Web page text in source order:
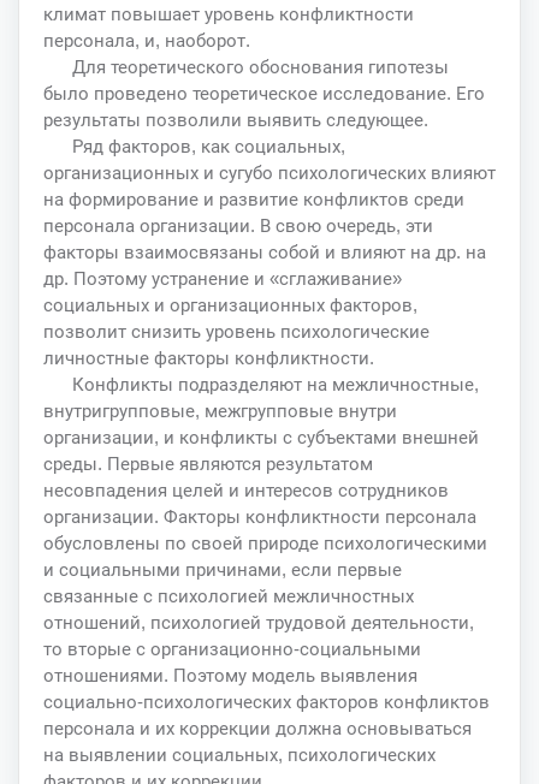
климат повышает уровень конфликтности
персонала, и, наоборот.
Для теоретического обоснования гипотезы
было проведено теоретическое исследование. Его
результаты позволили выявить следующее.
Ряд факторов, как социальных,
организационных и сугубо психологических влияют
на формирование и развитие конфликтов среди
персонала организации. В свою очередь, эти
факторы взаимосвязаны собой и влияют на др. на
др. Поэтому устранение и «сглаживание»
социальных и организационных факторов,
позволит снизить уровень психологические
личностные факторы конфликтности.
Конфликты подразделяют на межличностные,
внутригрупповые, межгрупповые внутри
организации, и конфликты с субъектами внешней
среды. Первые являются результатом
несовпадения целей и интересов сотрудников
организации. Факторы конфликтности персонала
обусловлены по своей природе психологическими
и социальными причинами, если первые
связанные с психологией межличностных
отношений, психологией трудовой деятельности,
то вторые с организационно-социальными
отношениями. Поэтому модель выявления
социально-психологических факторов конфликтов
персонала и их коррекции должна основываться
на выявлении социальных, психологических